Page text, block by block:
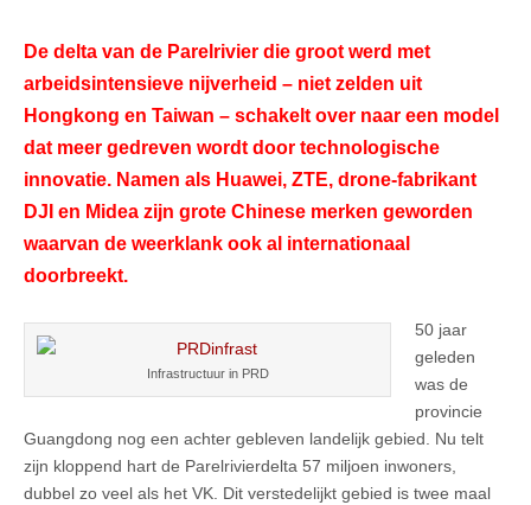
De delta van de Parelrivier die groot werd met
arbeidsintensieve nijverheid – niet zelden uit
Hongkong en Taiwan – schakelt over naar een model
dat meer gedreven wordt door technologische
innovatie. Namen als Huawei, ZTE, drone-fabrikant
DJI en Midea zijn grote Chinese merken geworden
waarvan de weerklank ook al internationaal
doorbreekt.
Infrastructuur in PRD
50 jaar
geleden
was de
provincie
Guangdong nog een achter gebleven landelijk gebied. Nu telt
zijn kloppend hart de Parelrivierdelta 57 miljoen inwoners,
dubbel zo veel als het VK. Dit verstedelijkt gebied is twee maal